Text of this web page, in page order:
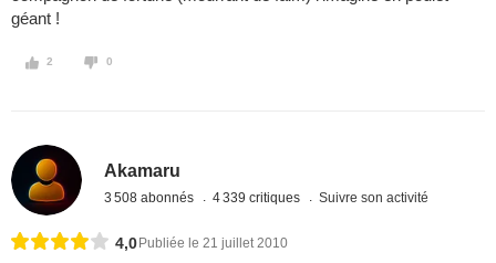
géant !
2 0
Akamaru
3 508 abonnés 4 339 critiques Suivre son activité
4,0 Publiée le 21 juillet 2010